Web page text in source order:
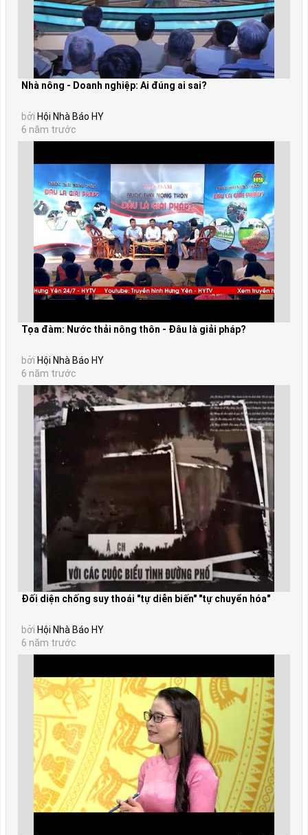
Nhà nông - Doanh nghiệp: Ai đúng ai sai?
bởi Hội Nhà Báo HY
6 năm trước
Tọa đàm: Nước thải nông thôn - Đâu là giải pháp?
bởi Hội Nhà Báo HY
6 năm trước
Đối diện chống suy thoái "tự diễn biến" "tự chuyển hóa"
bởi Hội Nhà Báo HY
6 năm trước